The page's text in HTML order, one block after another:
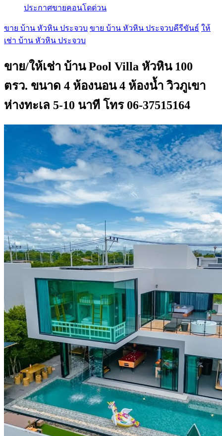
ประกาศขายคอนโดด่วน
ขาย บ้าน หัวหิน ประจวบ ขาย บ้าน หัวหิน ประจวบคีรีขันธ์ ให้
เช่า บ้าน หัวหิน ประจวบ
ขาย/ให้เช่า บ้าน Pool Villa หัวหิน 100
ตรว. ขนาด 4 ห้องนอน 4 ห้องน้ำ วิวภูเขา
ห่างทะเล 5-10 นาที โทร 06-37515164